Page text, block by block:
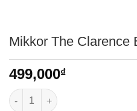
Mikkor The Clarence
499,000₫
Mikkor The Clarence